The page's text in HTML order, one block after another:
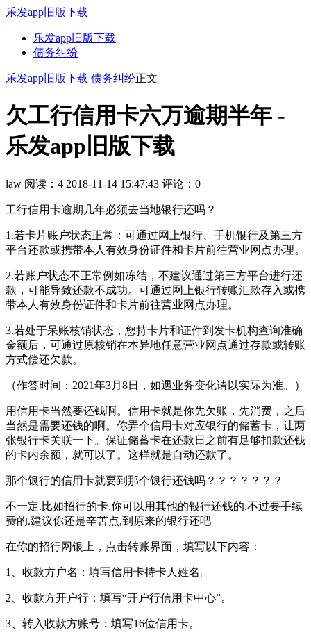
乐发app旧版下载
乐发app旧版下载
债务纠纷
乐发app旧版下载 债务纠纷正文
欠工行信用卡六万逾期半年 -
乐发app旧版下载
law 阅读：4 2018-11-14 15:47:43 评论：0
工行信用卡逾期几年必须去当地银行还吗？
1.若卡片账户状态正常：可通过网上银行、手机银行及第三方
平台还款或携带本人有效身份证件和卡片前往营业网点办理。
2.若账户状态不正常例如冻结，不建议通过第三方平台进行还
款，可能导致还款不成功。可通过网上银行转账汇款存入或携
带本人有效身份证件和卡片前往营业网点办理。
3.若处于呆账核销状态，您持卡片和证件到发卡机构查询准确
金额后，可通过原核销在本异地任意营业网点通过存款或转账
方式偿还欠款。
（作答时间：2021年3月8日，如遇业务变化请以实际为准。）
用信用卡当然要还钱啊。信用卡就是你先欠账，先消费，之后
当然是需要还钱的啊。你弄个信用卡对应银行的储蓄卡，让两
张银行卡关联一下。保证储蓄卡在还款日之前有足够扣款还钱
的卡内余额，就可以了。这样就是自动还款了。
那个银行的信用卡就要到那个银行还钱吗？？？？？？？
不一定.比如招行的卡,你可以用其他的银行还钱的,不过要手续
费的.建议你还是辛苦点,到原来的银行还吧
在你的招行网银上，点击转账界面，填写以下内容：
1、收款方户名：填写信用卡持卡人姓名。
2、收款方开户行：填写“开户行信用卡中心”。
3、转入收款方账号：填写16位信用卡。